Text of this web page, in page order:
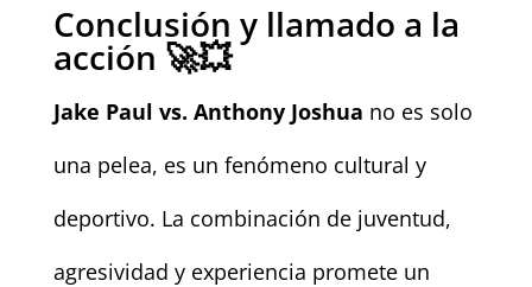
Conclusión y llamado a la
acción 🚀💥
Jake Paul vs. Anthony Joshua no es solo
una pelea, es un fenómeno cultural y
deportivo. La combinación de juventud,
agresividad y experiencia promete un